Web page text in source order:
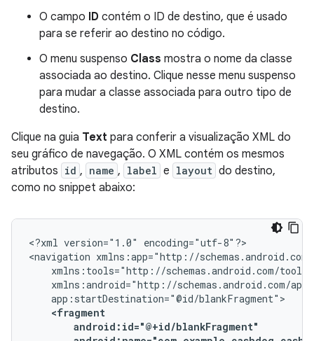
O campo ID contém o ID de destino, que é usado
para se referir ao destino no código.
O menu suspenso Class mostra o nome da classe
associada ao destino. Clique nesse menu suspenso
para mudar a classe associada para outro tipo de
destino.
Clique na guia Text para conferir a visualização XML do
seu gráfico de navegação. O XML contém os mesmos
atributos id , name , label e layout do destino,
como no snippet abaixo:
<?xml version="1.0"
encoding="utf-8"?>
<navigation